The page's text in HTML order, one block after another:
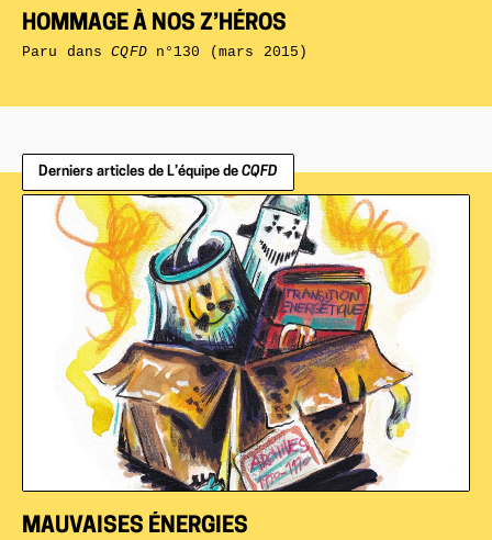
HOMMAGE À NOS Z’HÉROS
Paru dansCQFDn°130 (mars 2015)
Derniers articles de L’équipe de CQFD
MAUVAISES ÉNERGIES